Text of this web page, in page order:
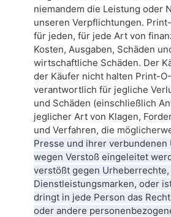
niemandem die Leistung oder
unseren Verpflichtungen.
für jeden, für jede Art von
Kosten, Ausgaben, Schäden
wirtschaftliche Schäden. Der
der Käufer nicht halten Print-
verantwortlich für jegliche
und Schäden (einschließlich
jeglicher Art von Klagen,
und Verfahren, die
Presse und ihrer verbundenen
wegen Verstoß eingeleitet
verstößt gegen Urheberrechte,
Dienstleistungsmarken, oder
dringt in jede Person das
oder andere